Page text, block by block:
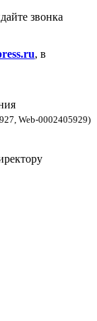
звонка
, в
Web-0002405929)